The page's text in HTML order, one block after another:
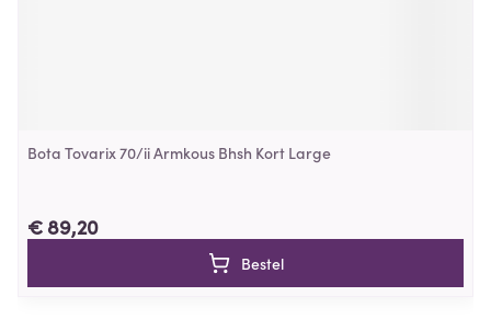
Bota Tovarix 70/ii Armkous Bhsh Kort Large
€ 89,20
Bestel